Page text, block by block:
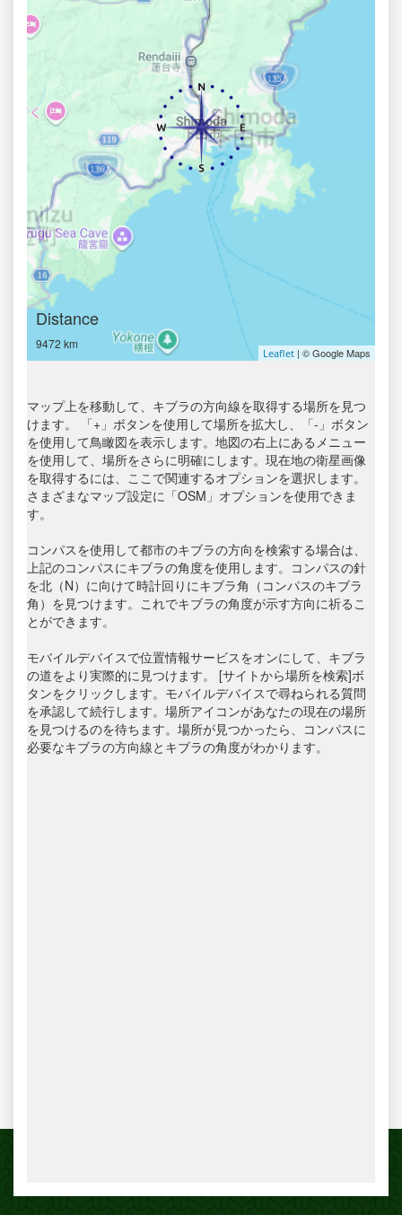
Distance
9472 km
Leaflet | © Google Maps
マップ上を移動して、キブラの方向線を取得する場所を見つ
けます。 「+」ボタンを使用して場所を拡大し、「-」ボタン
を使用して鳥瞰図を表示します。地図の右上にあるメニュー
を使用して、場所をさらに明確にします。現在地の衛星画像
を取得するには、ここで関連するオプションを選択します。
さまざまなマップ設定に「OSM」オプションを使用できま
す。
コンパスを使用して都市のキブラの方向を検索する場合は、
上記のコンパスにキブラの角度を使用します。コンパスの針
を北（N）に向けて時計回りにキブラ角（コンパスのキブラ
角）を見つけます。これでキブラの角度が示す方向に祈るこ
とができます。
モバイルデバイスで位置情報サービスをオンにして、キブラ
の道をより実際的に見つけます。 [サイトから場所を検索]ボ
タンをクリックします。モバイルデバイスで尋ねられる質問
を承認して続行します。場所アイコンがあなたの現在の場所
を見つけるのを待ちます。場所が見つかったら、コンパスに
必要なキブラの方向線とキブラの角度がわかります。